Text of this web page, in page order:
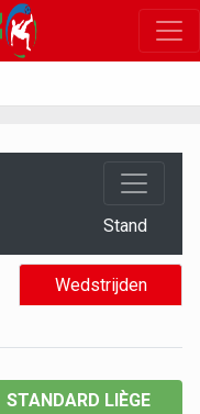
Stand
Wedstrijden
STANDARD LIÈGE